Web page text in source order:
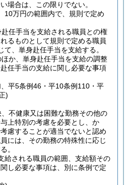
場合は、この限りでない。
10万円の範囲内で、規則で定め
任手当を支給される職員との権
るものとして規則で定める職員
て、単身赴任手当を支給する。
か、単身赴任手当を支給の調整
任手当の支給に関し必要な事項
平5条例46・平10条例110・平
)
不健康又は困難な勤務その他の
上特別の考慮を必要とし、か
慮することが適当でないと認め
には、その勤務の特殊性に応じ
。
給される職員の範囲、支給額その
し必要な事項は、別に条例で定